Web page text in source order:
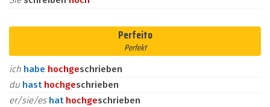
Perfeito
Perfekt
ich habe hochgeschrieben
du hast hochgeschrieben
er/sie/es hat hochgeschrieben